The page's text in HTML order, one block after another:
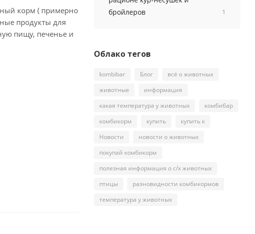
корм ( примерно
продукты для
пищу, печенье и
бройлеров
1
Облако тегов
kombibar Блог
всё о животных
животные
информация
какая температура у животных
комбибар
комбикорм
купить
купить к
Новости
новости о животных
покупай комбикорм
полезная информация о с/х животных
птицы
разновидности комбикормов
температура у животных